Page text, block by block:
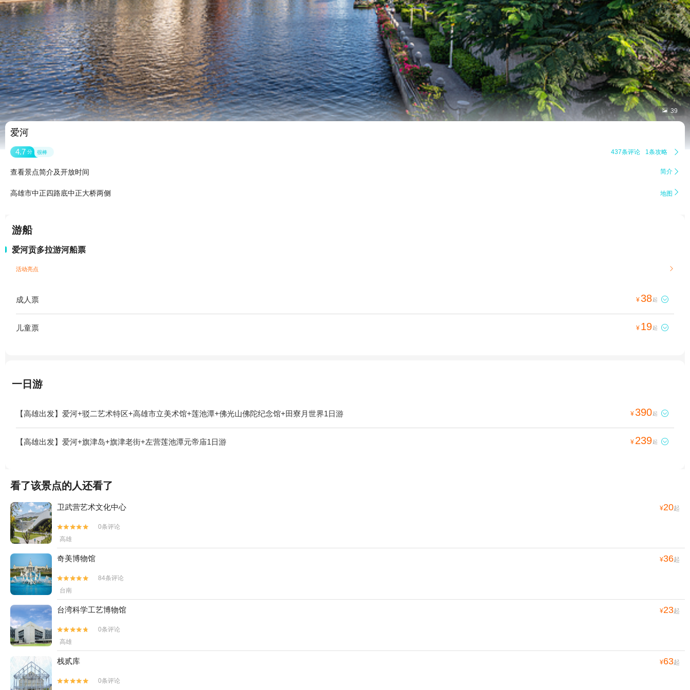
 39
爱河
4.7 分 很棒 437条评论 1条攻略 
查看景点简介及开放时间 简介 
高雄市中正四路底中正大桥两侧 地图 
游船
爱河贡多拉游河船票
活动亮点 
成人票 ¥38起 
儿童票 ¥ 19起 
一日游
【高雄出发】爱河+驳二艺术特区+高雄市立美术馆+莲池潭+佛光山佛陀纪念馆+田寮月世界1日游 ¥390起 
【高雄出发】爱河+旗津岛+旗津老街+左营莲池潭元帝庙1日游 ¥ 239起 
看了该景点的人还看了
卫武营艺术文化中心 ¥20起


0条评论
高雄
奇美博物馆 ¥36起


84条评论
台南
台湾科学工艺博物馆 ¥23起


0条评论
高雄
栈贰库 ¥63起


0条评论